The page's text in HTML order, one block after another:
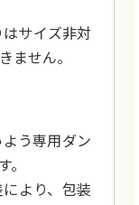
サイズ非対
ません。
う専用ダン
。
より、包装